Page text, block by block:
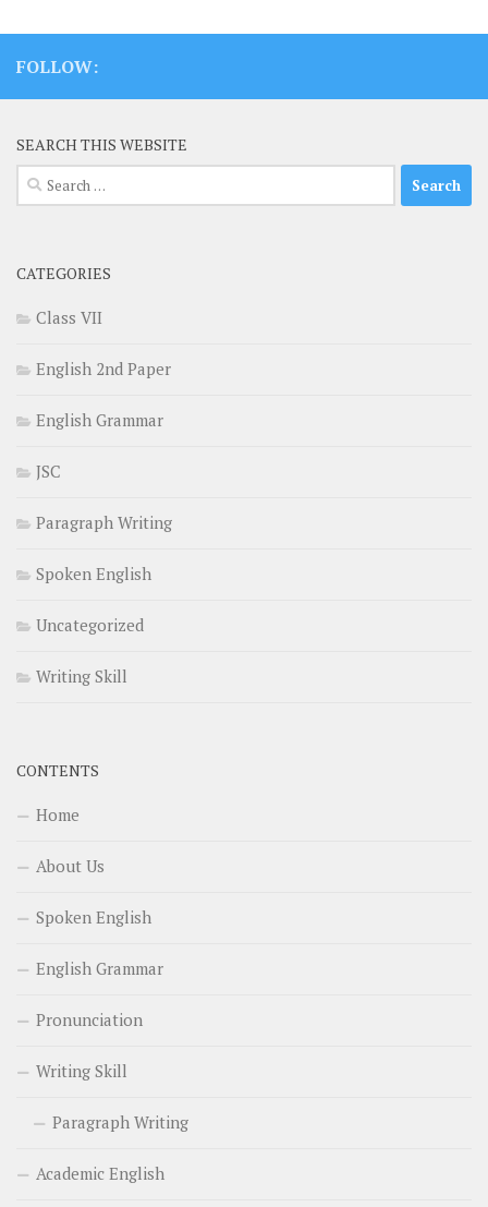
FOLLOW:
SEARCH THIS WEBSITE
Search
for:
CATEGORIES
Class VII
English 2nd Paper
English Grammar
JSC
Paragraph Writing
Spoken English
Uncategorized
Writing Skill
CONTENTS
Home
About Us
Spoken English
English Grammar
Pronunciation
Writing Skill
Paragraph Writing
Academic English